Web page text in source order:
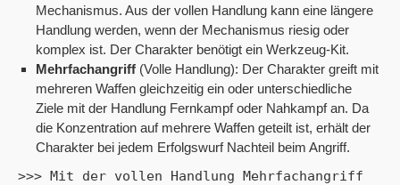
Mechanismus. Aus der vollen Handlung kann eine längere
Handlung werden, wenn der Mechanismus riesig oder
komplex ist. Der Charakter benötigt ein Werkzeug-Kit.
Mehrfachangriff (Volle Handlung): Der Charakter greift mit
mehreren Waffen gleichzeitig ein oder unterschiedliche
Ziele mit der Handlung Fernkampf oder Nahkampf an. Da
die Konzentration auf mehrere Waffen geteilt ist, erhält der
Charakter bei jedem Erfolgswurf Nachteil beim Angriff.
>>> Mit der vollen Handlung Mehrfachangriff